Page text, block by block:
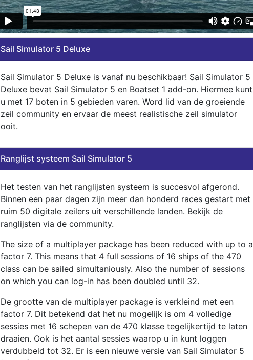
Sail Simulator 5 Deluxe
Sail Simulator 5 Deluxe is vanaf nu beschikbaar! Sail Simulator 5
Deluxe bevat Sail Simulator 5 en Boatset 1 add-on. Hiermee kunt
u met 17 boten in 5 gebieden varen. Word lid van de groeiende
zeil community en ervaar de meest realistische zeil simulator
ooit.
Ranglijst systeem Sail Simulator 5
Het testen van het ranglijsten systeem is succesvol afgerond.
Binnen een paar dagen zijn meer dan honderd races gestart met
ruim 50 digitale zeilers uit verschillende landen. Bekijk de
ranglijsten via de community.
The size of a multiplayer package has been reduced with up to a
factor 7. This means that 4 full sessions of 16 ships of the 470
class can be sailed simultaniously. Also the number of sessions
on which you can log-in has been doubled until 32.
De grootte van de multiplayer package is verkleind met een
factor 7. Dit betekend dat het nu mogelijk is om 4 volledige
sessies met 16 schepen van de 470 klasse tegelijkertijd te laten
draaien. Ook is het aantal sessies waarop u in kunt loggen
verdubbeld tot 32. Er is een nieuwe versie van Sail Simulator 5